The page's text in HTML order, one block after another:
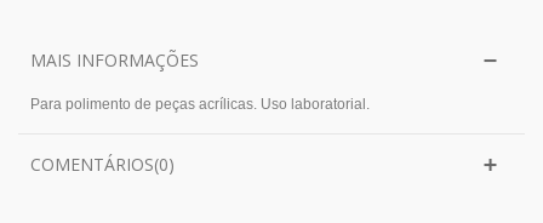
MAIS INFORMAÇÕES
Para polimento de peças acrílicas. Uso laboratorial.
COMENTÁRIOS(0)